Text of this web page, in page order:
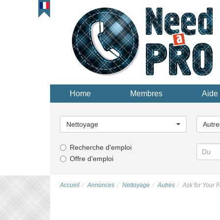
Home Membres Aide
une
catégorie...
Nettoyage
une
Recherche d'emploi
Offre d'emploi
Accueil Annonces Nettoyage Autres Ask for Your